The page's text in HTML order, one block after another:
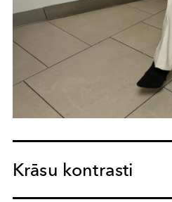
Krāsu kontrasti